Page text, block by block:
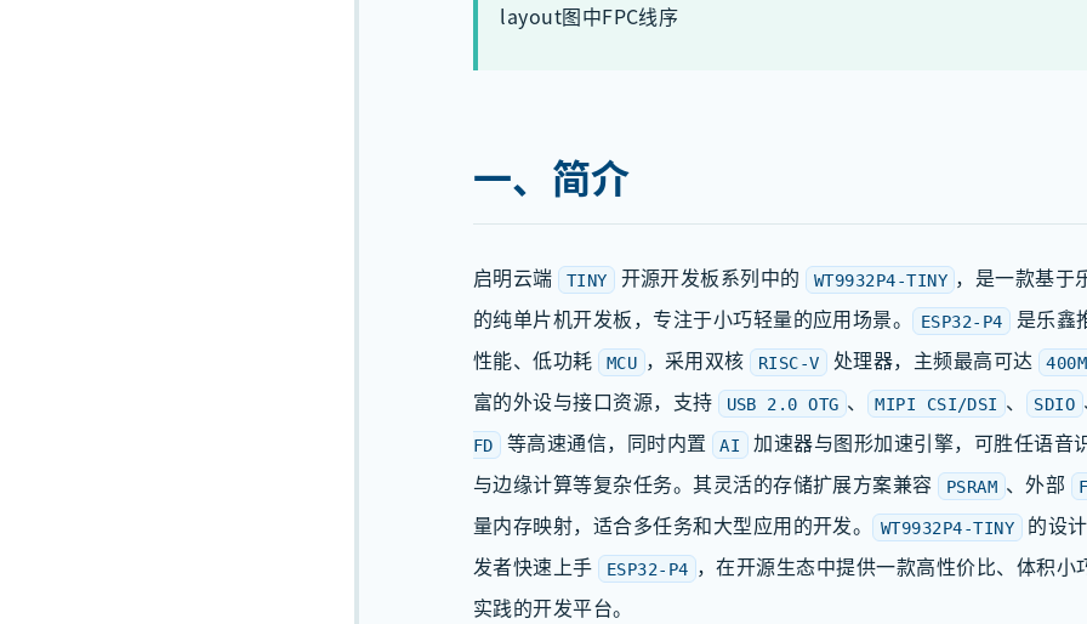
layout图中FPC线序
一、简介
启明云端 TINY 开源开发板系列中的 WT9932P4-TINY ，是一款基于
的纯单片机开发板，专注于小巧轻量的应用场景。 ESP32-P4
是乐鑫
性能、低功耗 MCU ，采用双核 RISC-V 处理器，主频最高可达
富的外设与接口资源，支持 USB 2.0 OTG 、 MIPI CSI/DSI 、 SDIO
FD 等高速通信，同时内置 AI 加速器与图形加速引擎，可胜任语音
与边缘计算等复杂任务。其灵活的存储扩展方案兼容 PSRAM 、外部
量内存映射，适合多任务和大型应用的开发。 WT9932P4-TINY 的设
发者快速上手 ESP32-P4 ，在开源生态中提供一款高性价比、体积小
实践的开发平台。